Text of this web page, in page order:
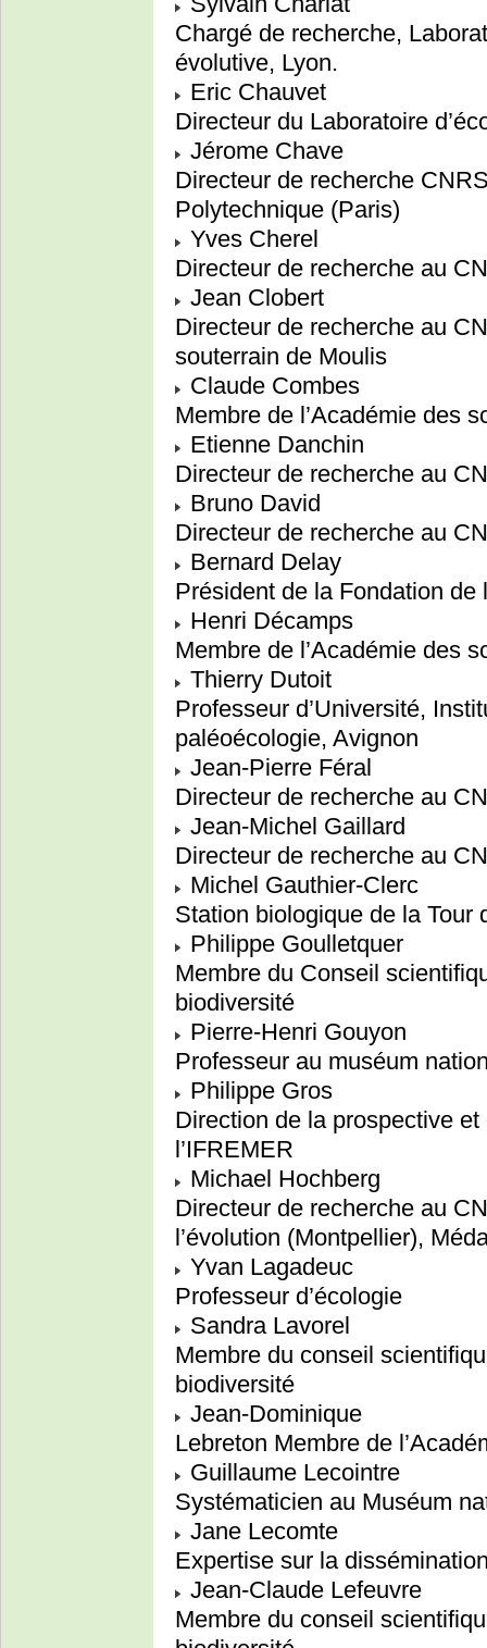
Chargé de recherche,
évolutive, Lyon.
Eric Chauvet
Directeur du Laboratoire
Jérome Chave
Directeur de recherche
Polytechnique (Paris)
Yves Cherel
Directeur de recherche au
Jean Clobert
Directeur de recherche au
souterrain de Moulis
Claude Combes
Membre de l’Académie des
Etienne Danchin
Directeur de recherche au
Bruno David
Directeur de recherche au
Bernard Delay
Président de la Fondation
Henri Décamps
Membre de l’Académie des
Thierry Dutoit
Professeur d’Université,
paléoécologie, Avignon
Jean-Pierre Féral
Directeur de recherche au
Jean-Michel Gaillard
Directeur de recherche au
Michel Gauthier-Clerc
Station biologique de la Tour
Philippe Goulletquer
Membre du Conseil
biodiversité
Pierre-Henri Gouyon
Professeur au muséum
Philippe Gros
Direction de la prospective
l’IFREMER
Michael Hochberg
Directeur de recherche au
l’évolution (Montpellier),
Yvan Lagadeuc
Professeur d’écologie
Sandra Lavorel
Membre du conseil
biodiversité
Jean-Dominique
Lebreton Membre de
Guillaume Lecointre
Systématicien au Muséum
Jane Lecomte
Expertise sur la
Jean-Claude Lefeuvre
Membre du conseil